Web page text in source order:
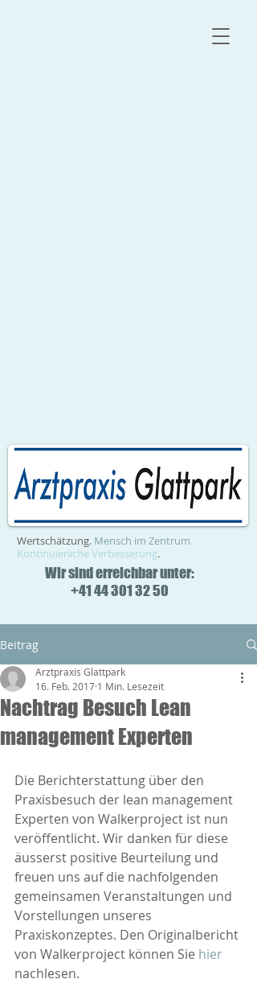
Wertschätzung. Mensch im Zentrum.
Kontinuierliche Verbesserung.
Wir sind erreichbar unter:
+41 44 301 32 50
Beitrag
Nachtrag Besuch Lean
management Experten
Arztpraxis Glattpark
16. Feb. 2017 1 Min. Lesezeit
Die Berichterstattung über den
Praxisbesuch der lean management
Experten von Walkerproject ist nun
veröffentlicht. Wir danken für diese
äusserst positive Beurteilung und
freuen uns auf die nachfolgenden
gemeinsamen Veranstaltungen und
Vorstellungen unseres
Praxiskonzeptes. Den Originalbericht
von Walkerproject können Sie hier
nachlesen.